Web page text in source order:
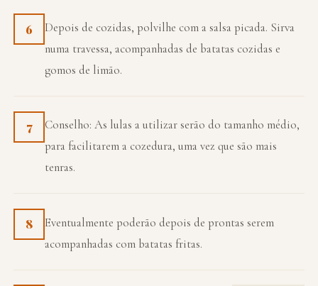
6
Depois de cozidas, polvilhe com a salsa picada. Sirva
numa travessa, acompanhadas de batatas cozidas e
gomos de limão.
7
Conselho: As lulas a utilizar serão do tamanho médio,
para facilitarem a cozedura, uma vez que são mais
tenras.
8
Eventualmente poderão depois de prontas serem
acompanhadas com batatas fritas.